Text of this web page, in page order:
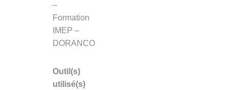
–
Formation
IMEP –
DORANCO
Outil(s)
utilisé(s)